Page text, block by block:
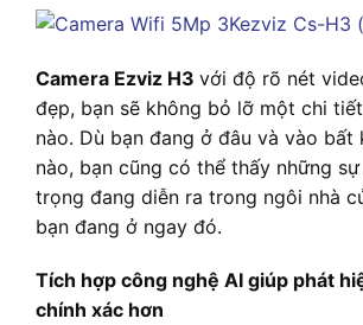
Camera Ezviz H3 với độ rõ nét
đẹp, bạn sẽ không bỏ lỡ một chi
nào. Dù bạn đang ở đâu và vào bất
nào, bạn cũng có thể thấy những
trọng đang diễn ra trong ngôi nhà
bạn đang ở ngay đó.
Tích hợp công nghệ AI giúp phát
chính xác hơn